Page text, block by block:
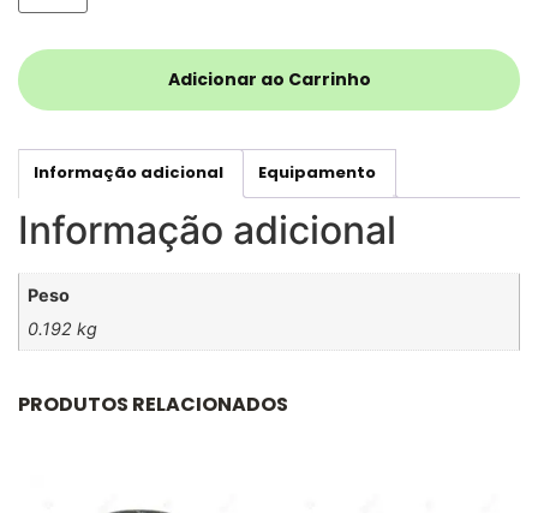
Adicionar ao Carrinho
Informação adicional Equipamento
Informação adicional
Peso
0.192 kg
PRODUTOS RELACIONADOS